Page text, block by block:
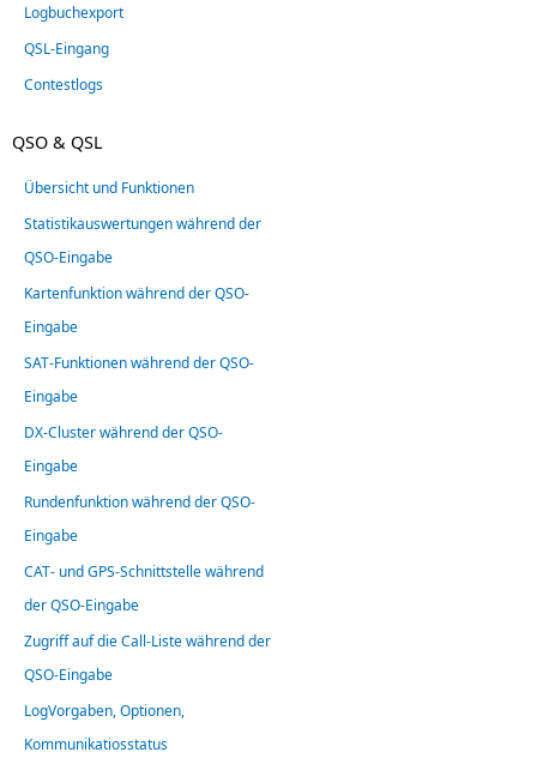
Logbuchexport
QSL-Eingang
Contestlogs
QSO & QSL
Übersicht und Funktionen
Statistikauswertungen während der
QSO-Eingabe
Kartenfunktion während der QSO-
Eingabe
SAT-Funktionen während der QSO-
Eingabe
DX-Cluster während der QSO-
Eingabe
Rundenfunktion während der QSO-
Eingabe
CAT- und GPS-Schnittstelle während
der QSO-Eingabe
Zugriff auf die Call-Liste während der
QSO-Eingabe
LogVorgaben, Optionen,
Kommunikatiosstatus